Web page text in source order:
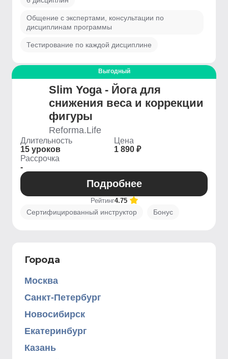
Общение с экспертами, консультации по
дисциплинам программы
Тестирование по каждой дисциплине
Выгодный
Slim Yoga - Йога для
снижения веса и коррекции
фигуры
Reforma.Life
Длительность
15 уроков
Цена
1 890 ₽
Рассрочка
-
Подробнее
Рейтинг4.75
Сертифицированный инструктор Бонус
Города
Москва
Санкт-Петербург
Новосибирск
Екатеринбург
Казань